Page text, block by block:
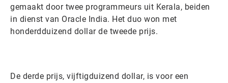
gemaakt door twee programmeurs uit Kerala, beiden
in dienst van Oracle India. Het duo won met
honderdduizend dollar de tweede prijs.
De derde prijs, vijftigduizend dollar, is voor een